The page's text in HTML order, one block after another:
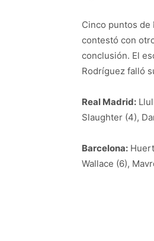
Cinco puntos de
contestó con
conclusión. El
Rodríguez falló
Real Madrid:
Slaughter (4),
Barcelona:
Wallace (6),